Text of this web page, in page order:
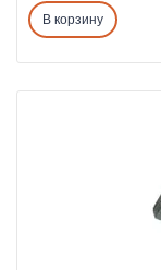
В корзину